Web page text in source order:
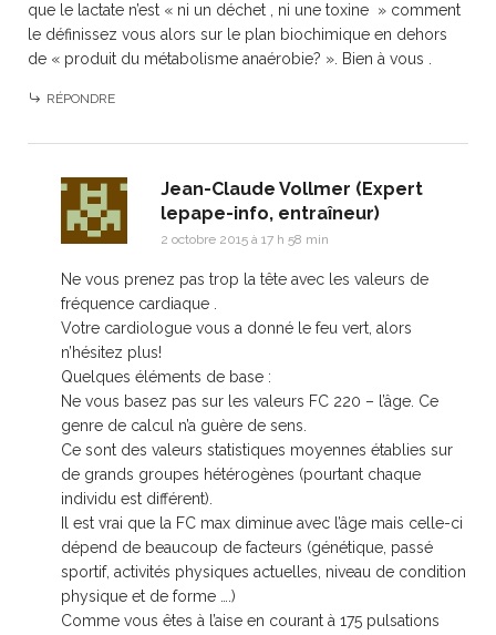
que le lactate n’est « ni un déchet , ni une toxine » comment
le définissez vous alors sur le plan biochimique en dehors
de « produit du métabolisme anaérobie? ». Bien à vous .
RÉPONDRE
Jean-Claude Vollmer (Expert
lepape-info, entraîneur)
2 octobre 2015 à 17 h 58 min
Ne vous prenez pas trop la tête avec les valeurs de
fréquence cardiaque .
Votre cardiologue vous a donné le feu vert, alors
n’hésitez plus!
Quelques éléments de base :
Ne vous basez pas sur les valeurs FC 220 – l’âge. Ce
genre de calcul n’a guère de sens.
Ce sont des valeurs statistiques moyennes établies sur
de grands groupes hétérogènes (pourtant chaque
individu est différent).
Il est vrai que la FC max diminue avec l’âge mais celle-ci
dépend de beaucoup de facteurs (génétique, passé
sportif, activités physiques actuelles, niveau de condition
physique et de forme ….)
Comme vous êtes à l’aise en courant à 175 pulsations